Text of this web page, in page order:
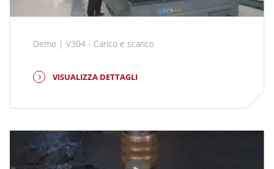
Demo | V304 - Carico e scarico
VISUALIZZA DETTAGLI